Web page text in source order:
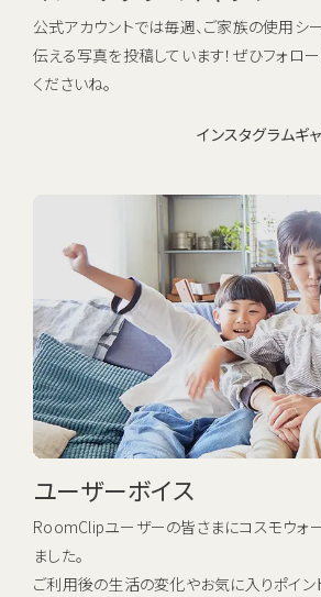
公式アカウントでは毎週、ご家族の使用シ
伝える写真を投稿しています！ぜひフォロ
くださいね。
インスタグラムギ
ユーザーボイス
RoomClipユーザーの皆さまにコスモウォ
ました。
ご利用後の生活の変化やお気に入りポイン